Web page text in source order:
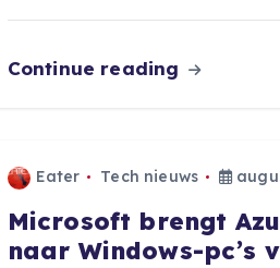
Continue reading
Eater Tech nieuws
Microsoft brengt
naar Windows-pc’s